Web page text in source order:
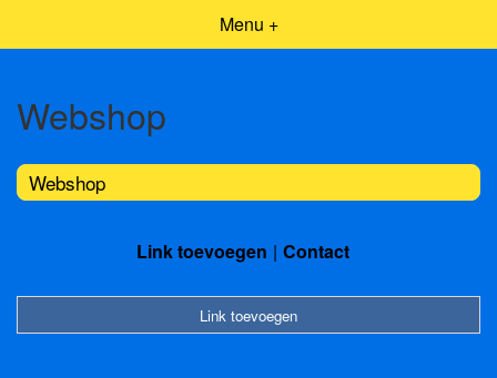
Menu +
Webshop
Webshop
Link toevoegen Contact
Link toevoegen